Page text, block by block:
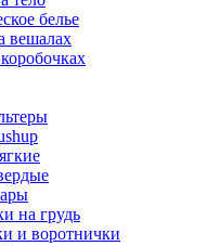
белье
вешалах
на грудь
и воротнички